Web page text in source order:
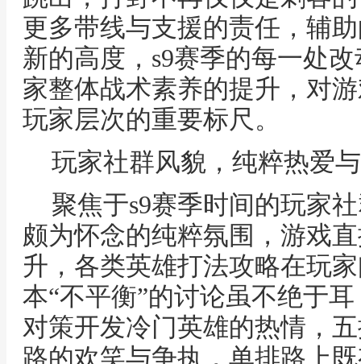
更多带线与支援的责任，辅
新的高度，s9赛季的每一处
家整体战术素养的提升，对
玩家层次的重要标尺。
玩家社群风貌，纯粹热爱
聚焦于s9赛季时间的玩家
颇为怀念的纯粹氛围，游戏
升，各类英雄打法攻略在玩
本“不平衡”的讨论虽不绝于
对策开发冷门英雄的热情，
路的欢笑与争执，单排路上